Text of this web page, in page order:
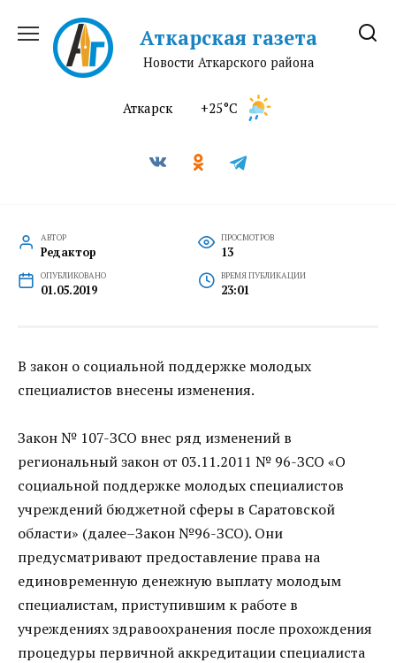
содержанию
Аткарская газета
Новости Аткарского района
Аткарск +25°C
АВТОР
Редактор
ПРОСМОТРОВ
13
ОПУБЛИКОВАНО
01.05.2019
ВРЕМЯ ПУБЛИКАЦИИ
23:01
В закон о социальной поддержке молодых
специалистов внесены изменения.
Закон № 107-ЗСО внес ряд изменений в
региональный закон от 03.11.2011 № 96-ЗСО «О
социальной поддержке молодых специалистов
учреждений бюджетной сферы в Саратовской
области» (далее–Закон №96-ЗСО). Они
предусматривают предоставление права на
единовременную денежную выплату молодым
специалистам, приступившим к работе в
учреждениях здравоохранения после прохождения
процедуры первичной аккредитации специалиста